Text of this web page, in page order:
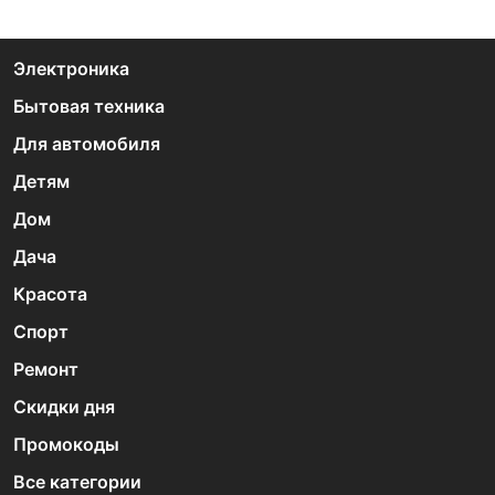
Электроника
Бытовая техника
Для автомобиля
Детям
Дом
Дача
Красота
Спорт
Ремонт
Скидки дня
Промокоды
Все категории